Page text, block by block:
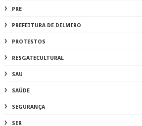
PRE
PREFEITURA DE DELMIRO
PROTESTOS
RESGATECULTURAL
SAU
SAÚDE
SEGURANÇA
SER